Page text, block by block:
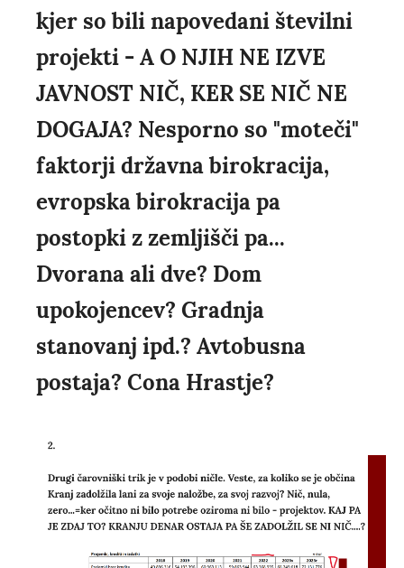
kjer so bili napovedani številni
projekti - A O NJIH NE IZVE
JAVNOST NIČ, KER SE NIČ NE
DOGAJA? Nesporno so "moteči"
faktorji državna birokracija,
evropska birokracija pa
postopki z zemljišči pa...
Dvorana ali dve? Dom
upokojencev? Gradnja
stanovanj ipd.? Avtobusna
postaja? Cona Hrastje?